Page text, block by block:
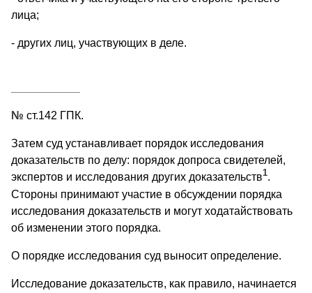
лица;
- других лиц, участвующих в деле.
№ ст.142 ГПК.
Затем суд устанавливает порядок исследования
доказательств по делу: порядок допроса свидетелей,
экспертов и исследования других доказательств1.
Стороны принимают участие в обсуждении порядка
исследования доказательств и могут ходатайствовать
об изменении этого порядка.
О порядке исследования суд выносит определение.
Исследование доказательств, как правило, начинается